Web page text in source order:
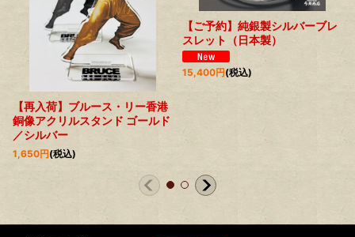
【再入荷】ブルース・リー香港
銅像アクリルスタンド ゴールド
／シルバー
1,650円(税込)
【ご予約】純銀製シルバーブレ
スレット（日本製）
15,400円(税込)